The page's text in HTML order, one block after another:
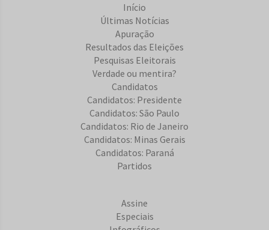
Início
Últimas Notícias
Apuração
Resultados das Eleições
Pesquisas Eleitorais
Verdade ou mentira?
Candidatos
Candidatos: Presidente
Candidatos: São Paulo
Candidatos: Rio de Janeiro
Candidatos: Minas Gerais
Candidatos: Paraná
Partidos
Assine
Especiais